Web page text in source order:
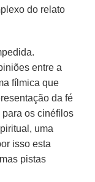
do relato
entre a
fílmica que
da fé
os cinéfilos
uma
isso esta
pistas